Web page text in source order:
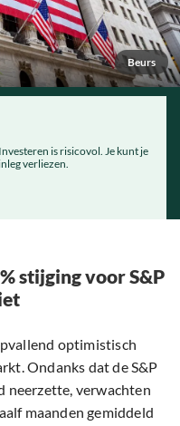
Beurs
Investeren is risicovol. Je kunt je
verliezen.
stijging voor S&P
optimistisch
Ondanks dat de S&P
neerzette, verwachten
maanden gemiddeld